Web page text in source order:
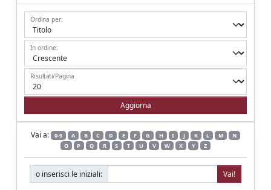
Ordina per:
In ordine:
Risultati/Pagina
Vai a: 0-9 A B C D E F G H I J K L M
N
O
P Q R S T U V W X Y Z
o inserisci le iniziali: